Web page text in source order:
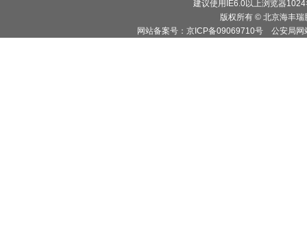
建议使用IE6.0以上浏览器
版权所有 © 北京海丰
网站备案号：京ICP备09069710号 公安局网